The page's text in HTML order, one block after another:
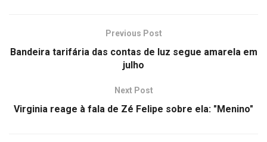
Previous Post
Bandeira tarifária das contas de luz segue amarela em
julho
Next Post
Virginia reage à fala de Zé Felipe sobre ela: "Menino"